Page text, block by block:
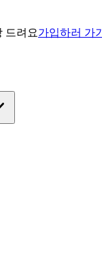
드려요가입하러 가기